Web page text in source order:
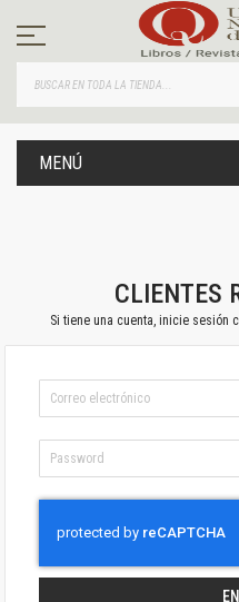
contenido
MENÚ
CLIENTES
Si tiene una cuenta, inicie sesión